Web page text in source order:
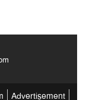
Advertisement